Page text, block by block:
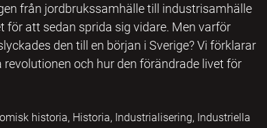
från jordbrukssamhälle till industrisamhälle
för att sedan sprida sig vidare. Men varför
den till en början i Sverige? Vi förklarar
och hur den förändrade livet för
historia, Historia, Industrialisering, Industriella